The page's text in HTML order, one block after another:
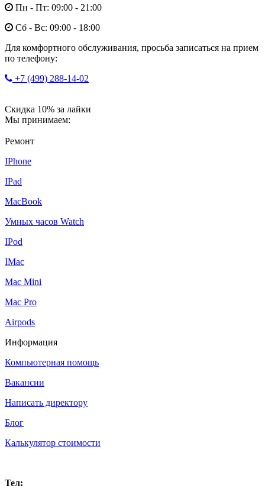
Пн - Пт: 09:00 - 21:00
Сб - Вс: 09:00 - 18:00
Для комфортного обслуживания, просьба записаться на прием
по телефону:
+7 (499) 288-14-02
Скидка 10% за лайки
Мы принимаем:
Ремонт
IPhone
IPad
MacBook
Умных часов Watch
IPod
IMac
Mac Mini
Mac Pro
Airpods
Информация
Компьютерная помощь
Вакансии
Написать директору
Блог
Калькулятор стоимости
Тел: